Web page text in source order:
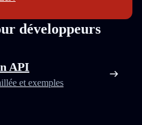
développeurs
API
et exemples